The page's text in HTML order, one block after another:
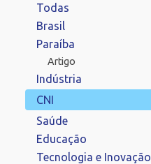
Todas
Brasil
Paraíba
Artigo
Indústria
CNI
Saúde
Educação
Tecnologia e Inovação